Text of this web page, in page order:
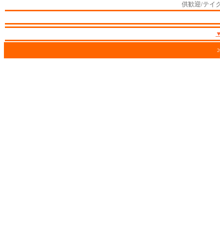
供歓迎/テイ